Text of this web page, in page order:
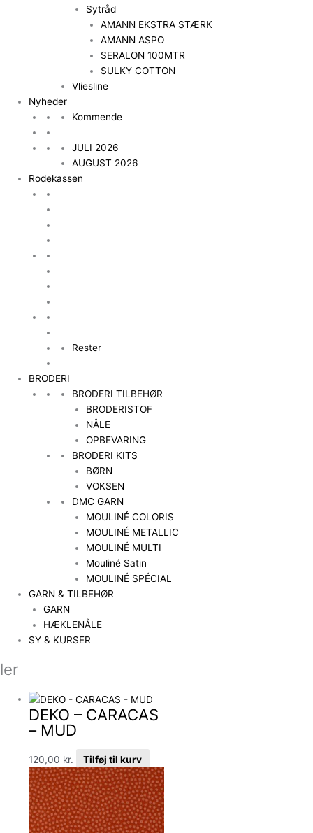
Sytråd
AMANN EKSTRA STÆRK
AMANN ASPO
SERALON 100MTR
SULKY COTTON
Vliesline
Nyheder
Kommende
JULI 2026
AUGUST 2026
Rodekassen
Rester
BRODERI
BRODERI TILBEHØR
BRODERISTOF
NÅLE
OPBEVARING
BRODERI KITS
BØRN
VOKSEN
DMC GARN
MOULINÉ COLORIS
MOULINÉ METALLIC
MOULINÉ MULTI
Mouliné Satin
MOULINÉ SPÉCIAL
GARN & TILBEHØR
GARN
HÆKLENÅLE
SY & KURSER
ler
DEKO – CARACAS
– MUD
120,00 kr. Tilføj til kurv